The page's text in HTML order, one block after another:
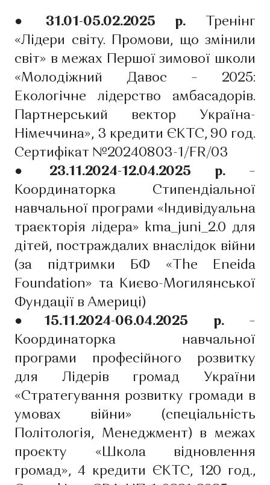
● 31.01-05.02.2025 р.
Тренінг
«Лідери світу. Промови, що змінили
світ» в межах Першої зимової школи
«Молодіжний Давос – 2025:
Екологічне лідерство амбасадорів.
Партнерський вектор Україна-
Німеччина», 3 кредити ЄКТС, 90 год.
Сертифікат №20240803-1/FR/03
● 23.11.2024-12.04.2025 р. –
Координаторка Стипендіальної
навчальної програми «Індивідуальна
траєкторія лідера» kma_juni_2.0 для
дітей, постраждалих внаслідок війни
(за підтримки БФ «The Eneida
Foundation» та Києво-Могилянської
Фундації в Америці)
●15.11.2024-06.04.2025 р.–
Координаторка навчальної
програми професійного розвитку
для Лідерів громад України
«Стратегування розвитку громади в
умовах війни» (спеціальність
Політологія, Менеджмент) в межах
проєкту «Школа відновлення
громад», 4 кредити ЄКТС, 120 год.,